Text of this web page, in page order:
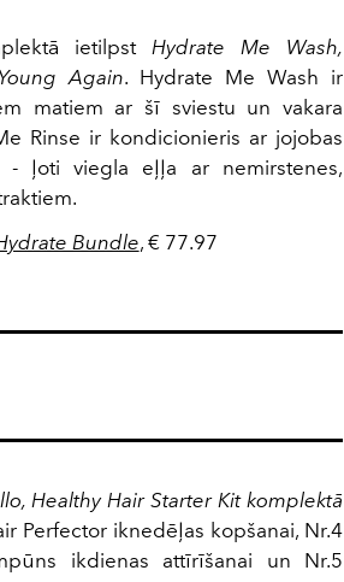
ietilpst Hydrate Me Wash,
Young Again. Hydrate Me Wash ir
matiem ar šī sviestu un vakara
Rinse ir kondicionieris ar jojobas
- ļoti viegla eļļa ar nemirstenes,
Bundle, € 77.97
Healthy Hair Starter Kit komplektā
Perfector iknedēļas kopšanai, Nr.4
ikdienas attīrīšanai un Nr.5